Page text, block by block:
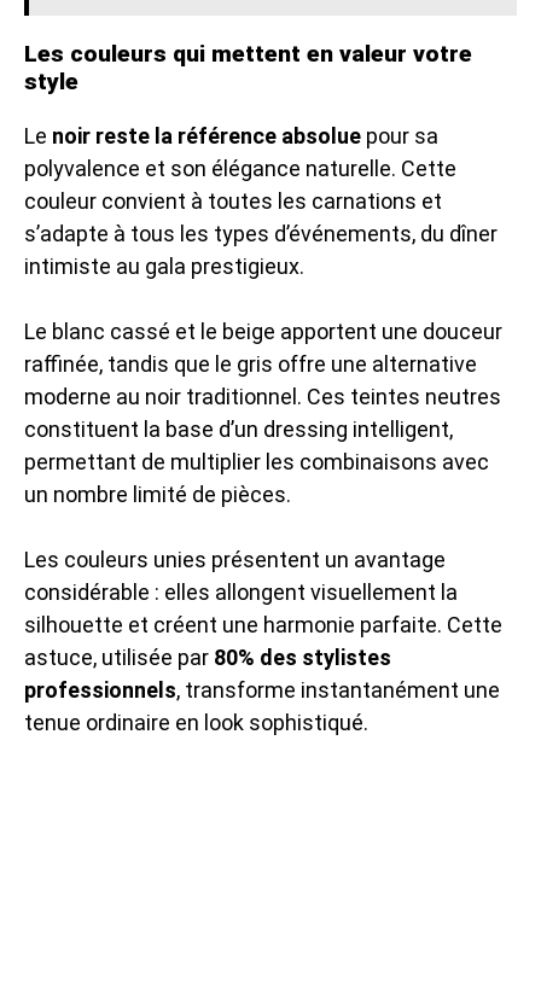
Les couleurs qui mettent en valeur votre
style
Le noir reste la référence absolue pour sa
polyvalence et son élégance naturelle. Cette
couleur convient à toutes les carnations et
s’adapte à tous les types d’événements, du dîner
intimiste au gala prestigieux.
Le blanc cassé et le beige apportent une douceur
raffinée, tandis que le gris offre une alternative
moderne au noir traditionnel. Ces teintes neutres
constituent la base d’un dressing intelligent,
permettant de multiplier les combinaisons avec
un nombre limité de pièces.
Les couleurs unies présentent un avantage
considérable : elles allongent visuellement la
silhouette et créent une harmonie parfaite. Cette
astuce, utilisée par 80% des stylistes
professionnels, transforme instantanément une
tenue ordinaire en look sophistiqué.